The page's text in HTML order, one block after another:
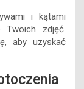
i kątami
zdjęć.
, aby uzyskać